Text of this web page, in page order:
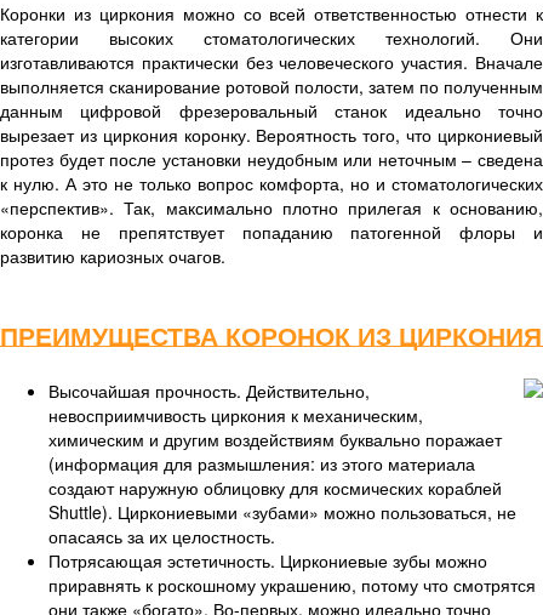
Коронки из циркония можно со всей ответственностью отнести к
категории высоких стоматологических технологий. Они
изготавливаются практически без человеческого участия. Вначале
выполняется сканирование ротовой полости, затем по полученным
данным цифровой фрезеровальный станок идеально точно
вырезает из циркония коронку. Вероятность того, что циркониевый
протез будет после установки неудобным или неточным – сведена
к нулю. А это не только вопрос комфорта, но и стоматологических
«перспектив». Так, максимально плотно прилегая к основанию,
коронка не препятствует попаданию патогенной флоры и
развитию кариозных очагов.
ПРЕИМУЩЕСТВА КОРОНОК ИЗ ЦИРКОНИЯ
Высочайшая прочность. Действительно,
невосприимчивость циркония к механическим,
химическим и другим воздействиям буквально поражает
(информация для размышления: из этого материала
создают наружную облицовку для космических кораблей
Shuttle). Циркониевыми «зубами» можно пользоваться, не
опасаясь за их целостность.
Потрясающая эстетичность. Циркониевые зубы можно
приравнять к роскошному украшению, потому что смотрятся
они также «богато». Во-первых, можно идеально точно